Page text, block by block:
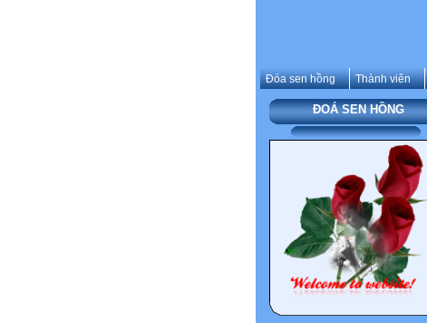
Đóa sen hồng Thành viên
ĐOÁ SEN HỒNG